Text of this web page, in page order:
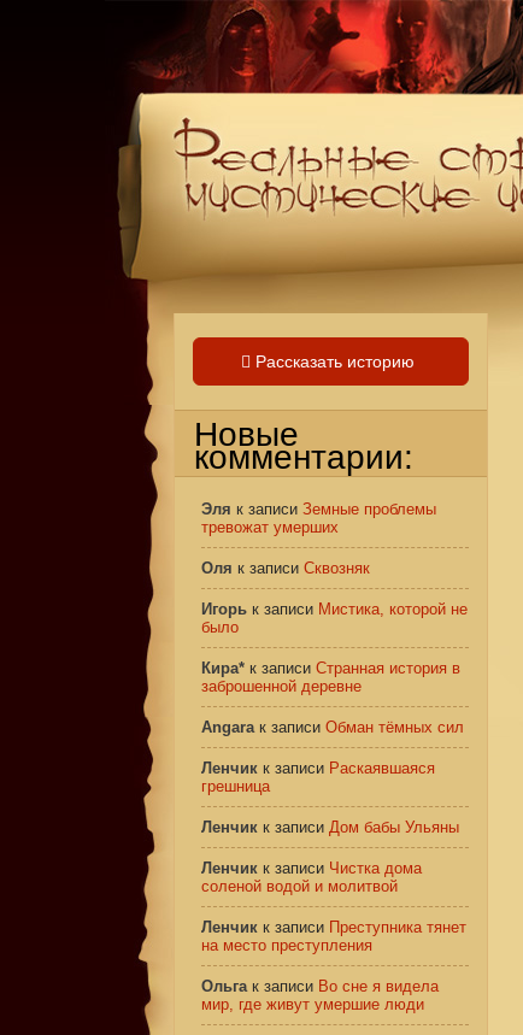
Рассказать историю
Новые
комментарии:
Эля к записи Земные проблемы
тревожат умерших
Оля к записи Сквозняк
Игорь к записи Мистика, которой не
было
Кира* к записи Странная история в
заброшенной деревне
Angaraк записи Обман тёмных сил
Ленчик к записи Раскаявшаяся
грешница
Ленчик к записи Дом бабы Ульяны
Ленчик к записи Чистка дома
соленой водой и молитвой
Ленчик к записи Преступника тянет
на место преступления
Ольгак записи Во сне я видела
мир, где живут умершие люди